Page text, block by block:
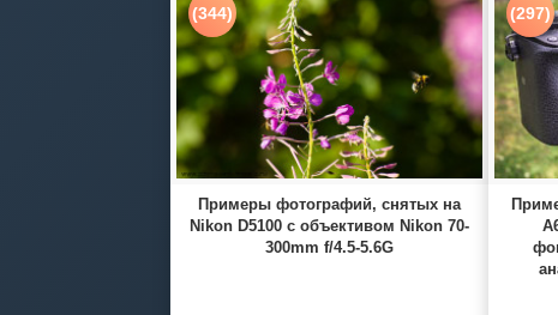
(344)
Примеры фотографий, снятых на
Nikon D5100 с объективом Nikon 70-
300mm f/4.5-5.6G
(297)